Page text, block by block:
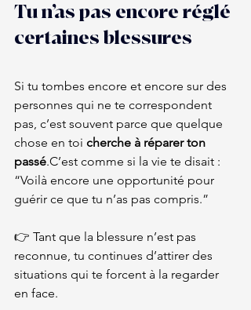
Tu n’as pas encore réglé
certaines blessures
Si tu tombes encore et encore sur des
personnes qui ne te correspondent
pas, c’est souvent parce que quelque
chose en toi cherche à réparer ton
passé.C’est comme si la vie te disait :
“Voilà encore une opportunité pour
guérir ce que tu n’as pas compris.”
👉 Tant que la blessure n’est pas
reconnue, tu continues d’attirer des
situations qui te forcent à la regarder
en face.